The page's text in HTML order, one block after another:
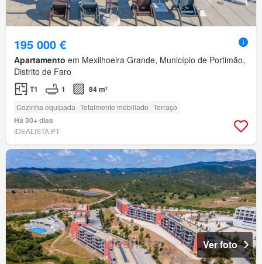
195 000 €
Apartamento em Mexilhoeira Grande, Município de Portimão,
Distrito de Faro
T1 1 84 m²
Cozinha equipada Totalmente mobiliado Terraço
Há 30+ dias
IDEALISTA.PT
Ver foto